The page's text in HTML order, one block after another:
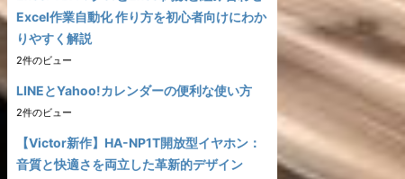
Excel作業自動化 作り方を初心者向けにわか
りやすく解説
2件のビュー
LINEとYahoo!カレンダーの便利な使い方
2件のビュー
【Victor新作】HA-NP1T開放型イヤホン：
音質と快適さを両立した革新的デザイン